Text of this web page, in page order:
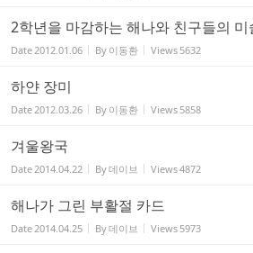
2학년을 마감하는 해나와 친구들의 미
Date 2012.01.06 By 이동환 Views 5632
하얀 장미
Date 2012.03.26 By 이동환 Views 5858
겨울왕국
Date 2014.04.22 By데이브 Views4872
해나가 그린 부활절 카드
Date 2014.04.25 By데이브 Views 5973